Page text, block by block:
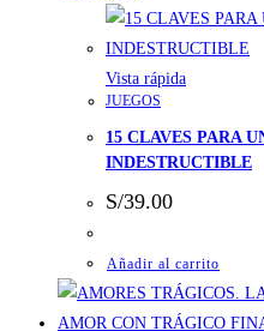
Vista rápida
JUEGOS
15 CLAVES PARA
INDESTRUCTIBLE
S/39.00
Añadir al carrito